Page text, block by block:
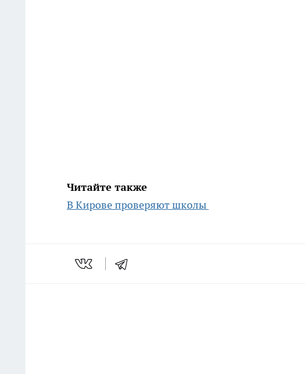
Читайте также
В Кирове проверяют школы